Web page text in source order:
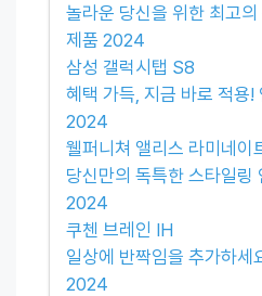
놀라운 당신을 위한 최고
제품 2024
삼성 갤럭시탭 S8
혜택 가득, 지금 바로 적용!
2024
웰퍼니쳐 앨리스 라미네이
당신만의 독특한 스타일링
2024
쿠첸 브레인 IH
일상에 반짝임을 추가하세
2024